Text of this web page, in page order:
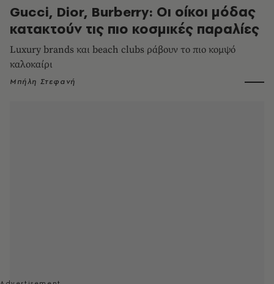
Gucci, Dior, Burberry: Οι οίκοι μόδας
κατακτούν τις πιο κοσμικές παραλίες
Luxury brands και beach clubs ράβουν το πιο κομψό
καλοκαίρι
Μπήλη Στεφανή